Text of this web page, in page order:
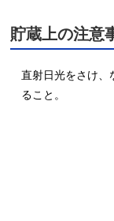
貯蔵上の注意
直射日光をさけ、
ること。